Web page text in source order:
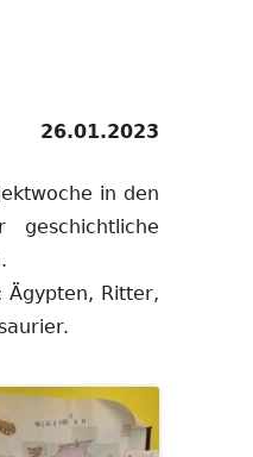
26.01.2023
in den
Ägypten, Ritter,